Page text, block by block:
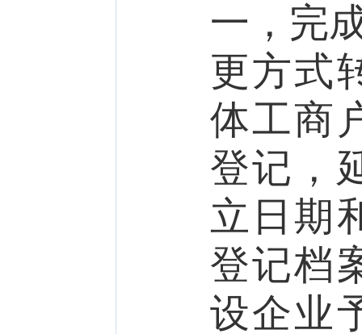
一， 完
更方式
体工商
登记，
立日期
登记档
设企业